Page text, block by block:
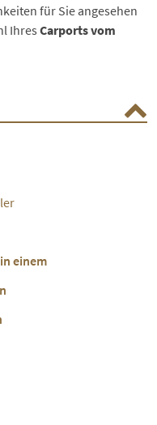
für Sie angesehen
Ihres Carports vom
einem